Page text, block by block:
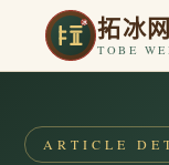
拓冰
TOBE
ARTICLE